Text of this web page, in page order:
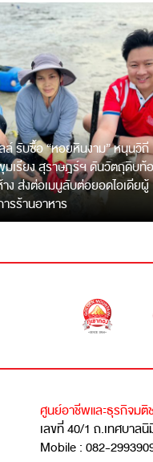
ลล์ รับซื้อ “หอยหินงาม” หนุนวิถี
มเรียง สุราษฎร์ฯ ดันวัตถุดิบท้
ง ส่งต่อเมนูลับต่อยอดไอเดียผู้
รร้านอาหาร
ศูนย์อาชีพและธุรกิจม
เลขที่ 40/1 ถ.เทศบาล
Mobile : 082-